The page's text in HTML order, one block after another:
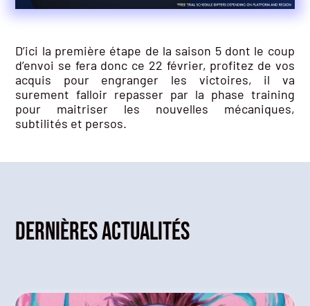
D’ici la première étape de la saison 5 dont le coup
d’envoi se fera donc ce 22 février, profitez de vos
acquis pour engranger les victoires, il va
surement falloir repasser par la phase training
pour maitriser les nouvelles mécaniques,
subtilités et persos.
Dernières actualités